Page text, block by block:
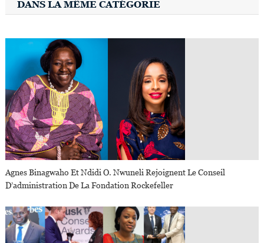
DANS LA MÊME CATÉGORIE
Agnes Binagwaho Et Ndidi O. Nwuneli Rejoignent Le Conseil
D’administration De La Fondation Rockefeller